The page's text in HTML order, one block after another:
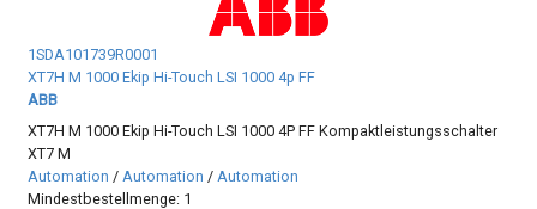
1SDA101739R0001
XT7H M 1000 Ekip Hi-Touch LSI 1000 4p FF
ABB
XT7H M 1000 Ekip Hi-Touch LSI 1000 4P FF Kompaktleistungsschalter
XT7 M
Automation / Automation / Automation
Mindestbestellmenge: 1